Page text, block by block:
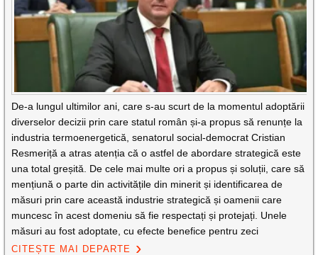
De-a lungul ultimilor ani, care s-au scurt de la momentul adoptării
diverselor decizii prin care statul român și-a propus să renunțe la
industria termoenergetică, senatorul social-democrat Cristian
Resmeriță a atras atenția că o astfel de abordare strategică este
una total greșită. De cele mai multe ori a propus și soluții, care să
mențiună o parte din activitățile din minerit și identificarea de
măsuri prin care această industrie strategică și oamenii care
muncesc în acest domeniu să fie respectați și protejați. Unele
măsuri au fost adoptate, cu efecte benefice pentru zeci
CITEȘTE MAI DEPARTE